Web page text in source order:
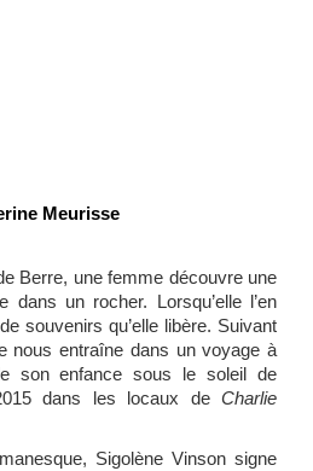
Meurisse
Berre, une femme découvre une
dans un rocher. ­Lorsqu’elle l’en
souvenirs qu’elle libère. Suivant
nous entraîne dans un voyage à
son enfance sous le soleil de
dans les locaux de Charlie
Sigolène Vinson signe